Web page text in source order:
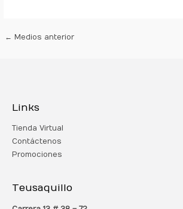
← Medios anterior
Links
Tienda Virtual
Contáctenos
Promociones
Teusaquillo